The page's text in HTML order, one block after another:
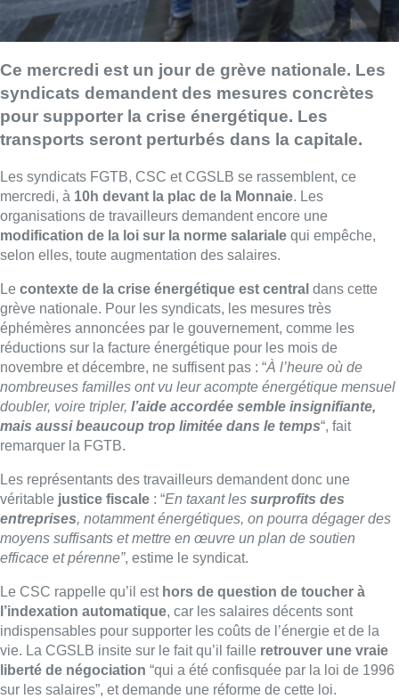
Ce mercredi est un jour de grève nationale. Les
syndicats demandent des mesures concrètes
pour supporter la crise énergétique. Les
transports seront perturbés dans la capitale.
Les syndicats FGTB, CSC et CGSLB se rassemblent, ce
mercredi, à 10h devant la plac de la Monnaie. Les
organisations de travailleurs demandent encore une
modification de la loi sur la norme salariale qui empêche,
selon elles, toute augmentation des salaires.
Le contexte de la crise énergétique est central dans cette
grève nationale. Pour les syndicats, les mesures très
éphémères annoncées par le gouvernement, comme les
réductions sur la facture énergétique pour les mois de
novembre et décembre, ne suffisent pas : “À l’heure où de
nombreuses familles ont vu leur acompte énergétique mensuel
doubler, voire tripler, l’aide accordée semble insignifiante,
mais aussi beaucoup trop limitée dans le temps“, fait
remarquer la FGTB.
Les représentants des travailleurs demandent donc une
véritable justice fiscale : “En taxant les surprofits des
entreprises, notamment énergétiques, on pourra dégager des
moyens suffisants et mettre en œuvre un plan de soutien
efficace et pérenne”, estime le syndicat.
Le CSC rappelle qu’il est hors de question de toucher à
l’indexation automatique, car les salaires décents sont
indispensables pour supporter les coûts de l’énergie et de la
vie. La CGSLB insite sur le fait qu’il faille retrouver une vraie
liberté de négociation “qui a été confisquée par la loi de 1996
sur les salaires”, et demande une réforme de cette loi.